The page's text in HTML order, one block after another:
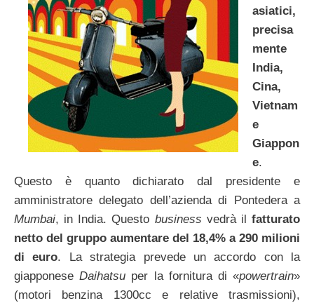
asiatici,
precisa
mente
India,
Cina,
Vietnam
e
Giappon
e.
Questo è quanto dichiarato dal presidente e
amministratore delegato dell’azienda di Pontedera a
Mumbai, in India. Questo business vedrà ilfatturato
netto del gruppo aumentare del 18,4% a 290 milioni
di euro. La strategia prevede un accordo con la
giapponeseDaihatsu per la fornitura di «powertrain»
(motori benzina 1300cc e relative trasmissioni),